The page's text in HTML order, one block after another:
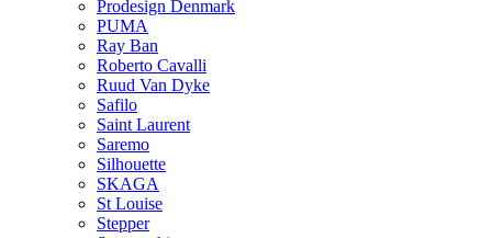
Prodesign Denmark
PUMA
Ray Ban
Roberto Cavalli
Ruud Van Dyke
Safilo
Saint Laurent
Saremo
Silhouette
SKAGA
St Louise
Stepper